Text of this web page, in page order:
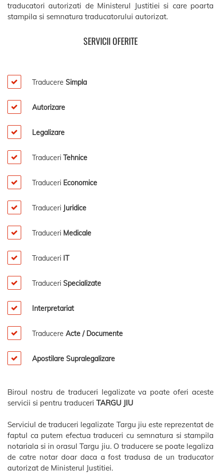
traducatori autorizati de Ministerul Justitiei si care poarta
stampila si semnatura traducatorului autorizat.
SERVICII OFERITE
Traducere Simpla
Autorizare
Legalizare
Traduceri Tehnice
Traduceri Economice
Traduceri Juridice
Traduceri Medicale
Traduceri IT
Traduceri Specializate
Interpretariat
Traducere Acte / Documente
Apostilare Supralegalizare
Biroul nostru de traduceri legalizate va poate oferi aceste
servicii si pentru traduceri TARGU JIU
Serviciul de traduceri legalizate Targu jiu este reprezentat de
faptul ca putem efectua traduceri cu semnatura si stampila
notariala si in orasul Targu jiu. O traducere se poate legaliza
de catre notar doar daca a fost tradusa de un traducator
autorizat de Ministerul Justitiei.